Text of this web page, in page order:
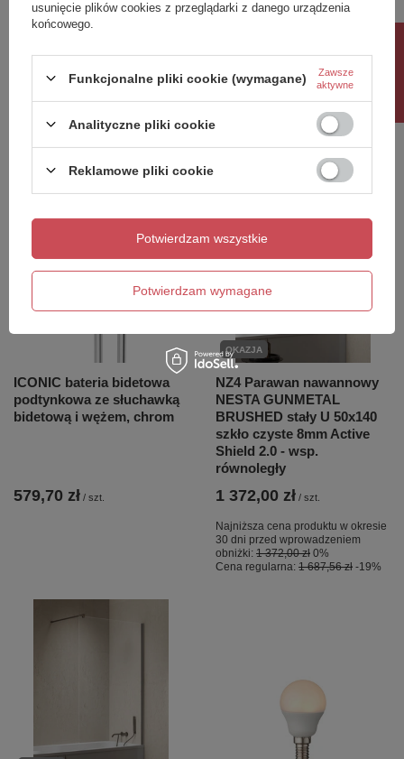
490x1190 mm, biały mat
490x1190 mm, czarny mat
Polecamy
ICONIC bateria bidetowa
podtynkowa ze słuchawką
bidetową i wężem, chrom
579,70 zł / szt.
OKAZJA
NZ4 Parawan nawannowy
NESTA GUNMETAL
BRUSHED stały U 50x140
szkło czyste 8mm Active
Shield 2.0 - wsp.
równoległy
1 372,00 zł / szt.
Najniższa cena produktu w okresie
30 dni przed wprowadzeniem
obniżki: 1 372,00 zł 0%
Cena regularna: 1 687,56 zł -19%
usunięcie plików cookies z przeglądarki z danego urządzenia
końcowego.
Funkcjonalne pliki cookie (wymagane)
Zawsze
aktywne
Analityczne pliki cookie
Reklamowe pliki cookie
Potwierdzam wymagane
Potwierdzam wszystkie